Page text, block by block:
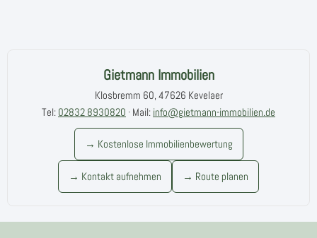
Gietmann Immobilien
Klosbremm 60, 47626 Kevelaer
Tel: 02832 8930820 · Mail: info@gietmann-immobilien.de
→ Kostenlose Immobilienbewertung
→ Kontakt aufnehmen → Route planen